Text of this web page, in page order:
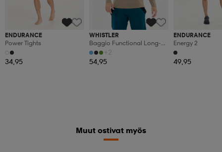
ENDURANCE
Power Tights
34,95
WHISTLER
Baggio Functional Long-
Sleeved Shirt
+2
54,95
ENDURANCE
Energy 2
49,95
Muut ostivat myös